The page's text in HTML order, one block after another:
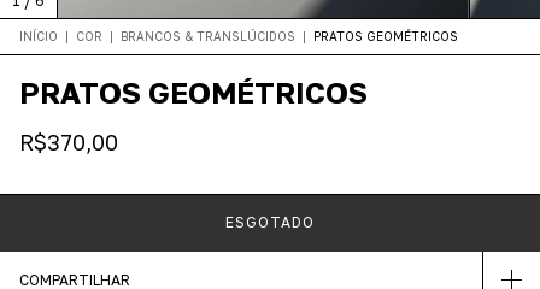
INÍCIO | COR | BRANCOS & TRANSLÚCIDOS | PRATOS GEOMÉTRICOS
PRATOS GEOMÉTRICOS
R$370,00
COMPARTILHAR